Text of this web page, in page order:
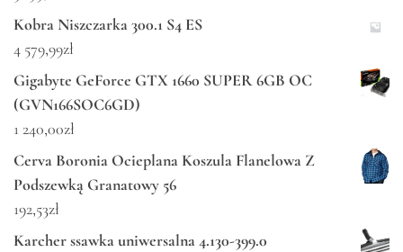
Kobra Niszczarka 300.1 S4 ES
4 579,99zł
Gigabyte GeForce GTX 1660 SUPER 6GB OC
(GVN166SOC6GD)
1 240,00zł
Cerva Boronia Ocieplana Koszula Flanelowa Z
Podszewką Granatowy 56
192,53zł
Karcher ssawka uniwersalna 4.130-399.0